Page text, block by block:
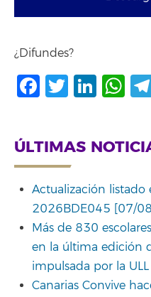
¿Difundes?
Facebook
Twitter
ÚLTIMAS
Actualización listado
2026BDE045 [07/
Más de 830
en la última edición
impulsada por la
Canarias Convive